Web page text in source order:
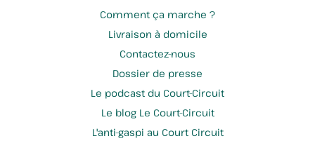
Comment ça marche ?
Livraison à domicile
Contactez-nous
Dossier de presse
Le podcast du Court-Circuit
Le blog Le Court-Circuit
L'anti-gaspi au Court Circuit